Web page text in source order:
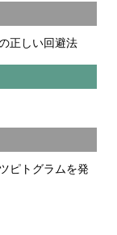
正しい回避法
ピトグラムを発